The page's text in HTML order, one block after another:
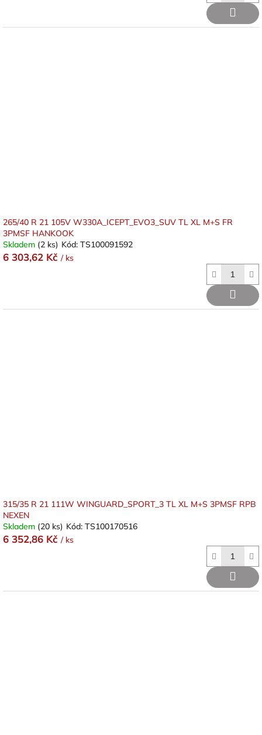
265/40 R 21 105V W330A_ICEPT_EVO3_SUV TL XL M+S FR
3PMSF HANKOOK
Skladem (2 ks) Kód: TS100091592
6 303,62 Kč / ks
315/35 R 21 111W WINGUARD_SPORT_3 TL XL M+S 3PMSF RPB
NEXEN
Skladem (20 ks) Kód: TS100170516
6 352,86 Kč / ks